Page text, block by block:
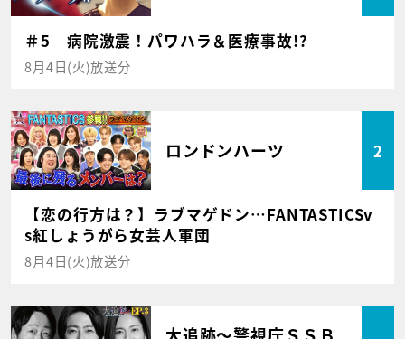
＃5 病院激震！パワハラ＆医療事故!?
8月4日(火)放送分
ロンドンハーツ 2
【恋の行方は？】ラブマゲドン…FANTASTICSv
s紅しょうがら女芸人軍団
8月4日(火)放送分
大追跡～警視庁ＳＳＢ